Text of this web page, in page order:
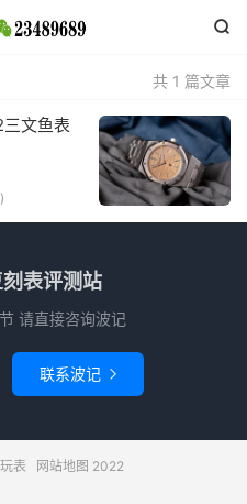

共 1 篇文章
文鱼表
表评测站
请直接咨询波记
联系波记 
表 网站地图 2022